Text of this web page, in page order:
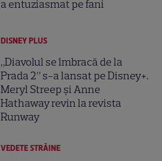
a entuziasmat pe fani
DISNEY PLUS
„Diavolul se îmbracă de la
Prada 2” s-a lansat pe Disney+.
Meryl Streep și Anne
Hathaway revin la revista
Runway
VEDETE STRĂINE